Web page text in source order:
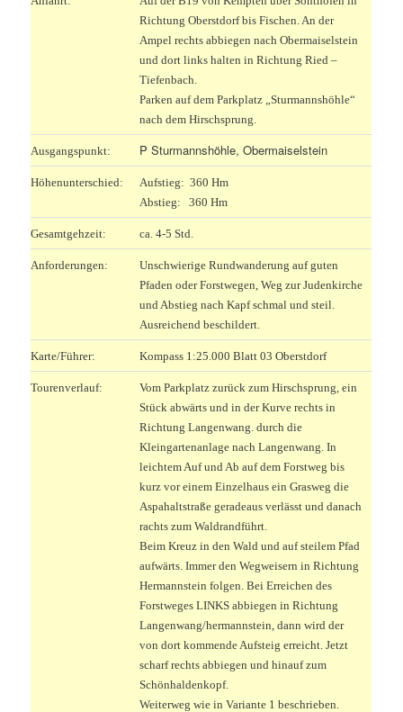
Richtung Oberstdorf bis Fischen. An der
Ampel rechts abbiegen nach Obermaiselstein
und dort links halten in Richtung Ried –
Tiefenbach.
Parken auf dem Parkplatz „Sturmannshöhle“
nach dem Hirschsprung.
Ausgangspunkt: P Sturmannshöhle, Obermaiselstein
Höhenunterschied:
Aufstieg: 360 Hm
Abstieg: 360 Hm
Gesamtgehzeit: ca. 4-5 Std.
Anforderungen:
Unschwierige Rundwanderung auf guten
Pfaden oder Forstwegen, Weg zur Judenkirche
und Abstieg nach Kapf schmal und steil.
Ausreichend beschildert.
Karte/Führer: Kompass 1:25.000 Blatt 03 Oberstdorf
Tourenverlauf:
Vom Parkplatz zurück zum Hirschsprung, ein
Stück abwärts und in der Kurve rechts in
Richtung Langenwang. durch die
Kleingartenanlage nach Langenwang. In
leichtem Auf und Ab auf dem Forstweg bis
kurz vor einem Einzelhaus ein Grasweg die
Aspahaltstraße geradeaus verlässt und danach
rachts zum Waldrandführt.
Beim Kreuz in den Wald und auf steilem Pfad
aufwärts. Immer den Wegweisern in Richtung
Hermannstein folgen. Bei Erreichen des
Forstweges LINKS abbiegen in Richtung
Langenwang/hermannstein, dann wird der
von dort kommende Aufsteig erreicht. Jetzt
scharf rechts abbiegen und hinauf zum
Schönhaldenkopf.
Weiterweg wie in Variante 1 beschrieben.